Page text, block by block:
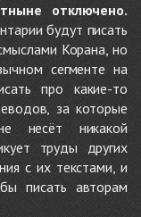
отключено.
будут писать
Корана, но
сегменте на
про какие-то
за которые
несёт никакой
труды других
с их текстами, и
писать авторам